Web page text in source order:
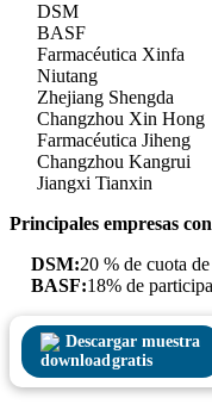
DSM
BASF
Farmacéutica Xinfa
Niutang
Zhejiang Shengda
Changzhou Xin Hong
Farmacéutica Jiheng
Changzhou Kangrui
Jiangxi Tianxin
Principales empresas
DSM:20 % de cuota
BASF:18% de
Descargar muestra
gratis